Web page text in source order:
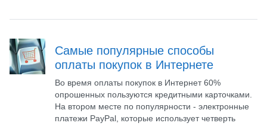
Самые популярные способы
оплаты покупок в Интернете
Во время оплаты покупок в Интернет 60%
опрошенных пользуются кредитными карточками.
На втором месте по популярности - электронные
платежи PayPal, которые использует четверть